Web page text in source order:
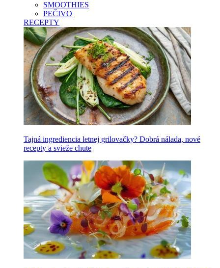
SMOOTHIES
PEČIVO
RECEPTY
Tajná ingrediencia letnej grilovačky? Dobrá nálada, nové
recepty a svieže chute